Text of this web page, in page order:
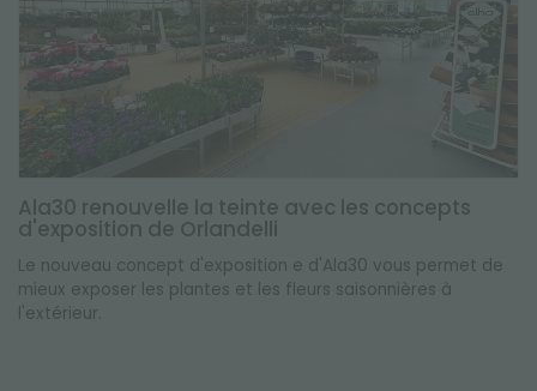
Ala30 renouvelle la teinte avec les concepts
d'exposition de Orlandelli
Le nouveau concept d'exposition e d'Ala30 vous permet de
mieux exposer les plantes et les fleurs saisonnières à
l'extérieur.